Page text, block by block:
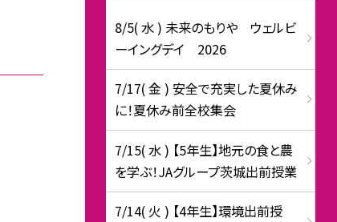
8/5( 水 ) 未来のもりや ウェルビ
ーイングデイ 2026
7/17( 金 ) 安全で充実した夏休み
に！夏休み前全校集会
7/15( 水 ) 【5年生】地元の食と農
を学ぶ！JAグループ茨城出前授業
7/14( 火 ) 【4年生】環境出前授